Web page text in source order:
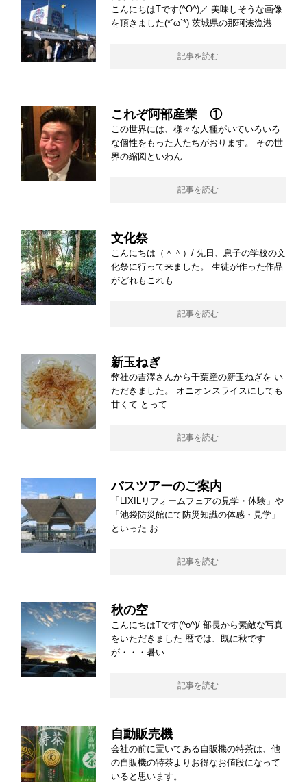
こんにちはTです(^O^)／ 美味しそうな画像
を頂きました(*´ω`*) 茨城県の那珂湊漁港
記事を読む
これぞ阿部産業 ①
この世界には、様々な人種がいていろいろ
な個性をもった人たちがおります。 その世
界の縮図といわん
記事を読む
文化祭
こんにちは（＾＾）/ 先日、息子の学校の文
化祭に行って来ました。 生徒が作った作品
がどれもこれも
記事を読む
新玉ねぎ
弊社の吉澤さんから千葉産の新玉ねぎを い
ただきました。 オニオンスライスにしても
甘くて とって
記事を読む
バスツアーのご案内
「LIXILリフォームフェアの見学・体験」や
「池袋防災館にて防災知識の体感・見学」
といった お
記事を読む
秋の空
こんにちはTです(^o^)/ 部長から素敵な写真
をいただきました 暦では、既に秋です
が・・・暑い
記事を読む
自動販売機
会社の前に置いてある自販機の特茶は、他
の自販機の特茶よりお得なお値段になって
いると思います。